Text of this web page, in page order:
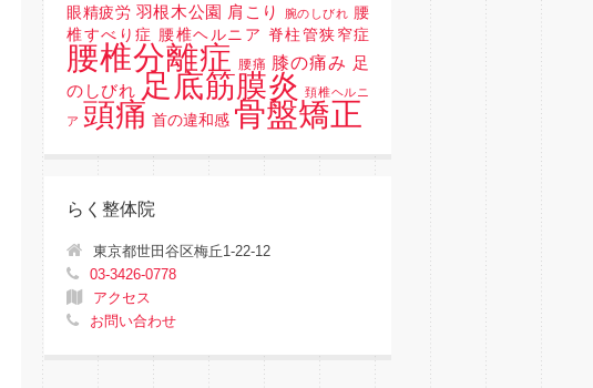
眼精疲労 羽根木公園 肩こり 腕のしびれ 腰
椎すべり症 腰椎ヘルニア 脊柱管狭窄症
腰椎分離症 腰痛 膝の痛み 足
のしびれ 足底筋膜炎 頚椎ヘルニ
ア 頭痛 首の違和感 骨盤矯正
らく整体院
東京都世田谷区梅丘1-22-12
03-3426-0778
アクセス
お問い合わせ